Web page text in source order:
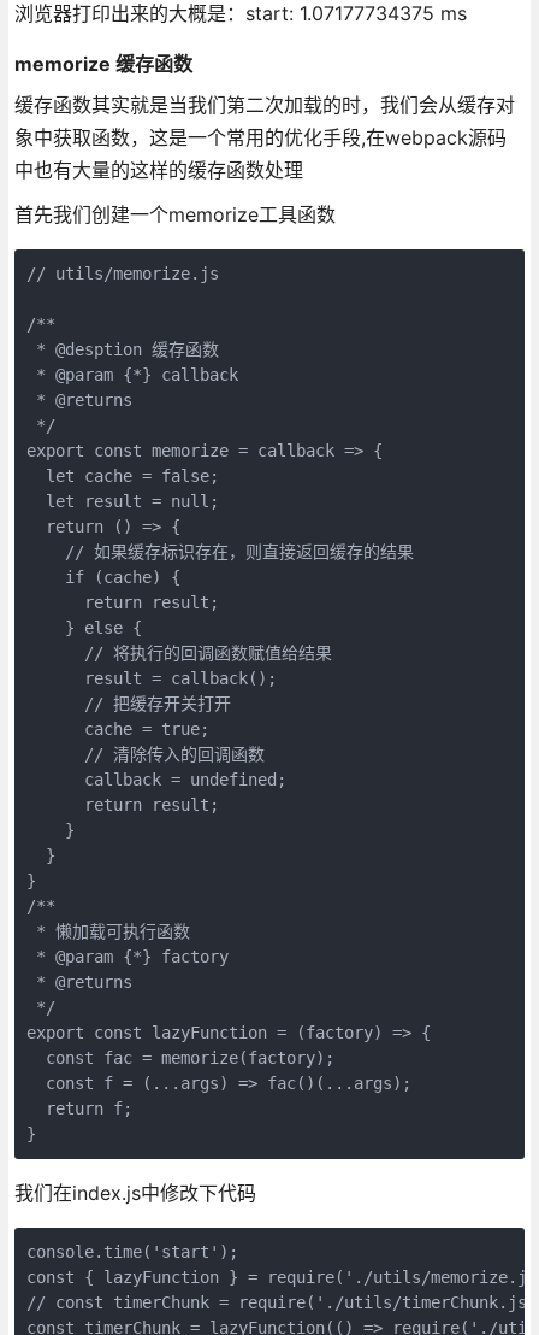
浏览器打印出来的大概是：start: 1.07177734375 ms
memorize 缓存函数
缓存函数其实就是当我们第二次加载的时，我们会从缓存对
象中获取函数，这是一个常用的优化手段,在webpack源码
中也有大量的这样的缓存函数处理
首先我们创建一个memorize工具函数
// utils/memorize.js
/**
* @desption 缓存函数
* @param {*} callback
* @returns
*/
export const memorize = callback => {
let cache = false;
let result = null;
return () => {
// 如果缓存标识存在，则直接返回缓存的结果
if (cache) {
return result;
} else {
// 将执行的回调函数赋值给结果
result = callback();
// 把缓存开关打开
cache = true;
// 清除传入的回调函数
callback = undefined;
return result;
}
}
}
/**
* 懒加载可执行函数
* @param {*} factory
* @returns
*/
export const lazyFunction = (factory) => {
const fac = memorize(factory);
const f = (...args) => fac()(...args);
return f;
我们在index.js中修改下代码
console.time('start');
const { lazyFunction } = require('./utils/
// const timerChunk = require('./utils/
const timerChunk = lazyFunction(() => require('./